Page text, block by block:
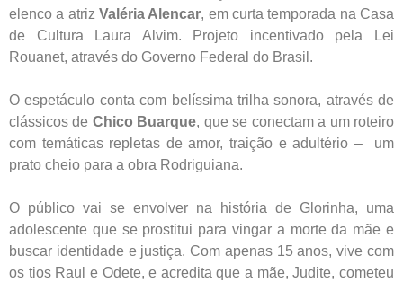
elenco a atriz Valéria Alencar, em curta temporada na Casa
de Cultura Laura Alvim. Projeto incentivado pela Lei
Rouanet, através do Governo Federal do Brasil.
O espetáculo conta com belíssima trilha sonora, através de
clássicos de Chico Buarque, que se conectam a um roteiro
com temáticas repletas de amor, traição e adultério – um
prato cheio para a obra Rodriguiana.
O público vai se envolver na história de Glorinha, uma
adolescente que se prostitui para vingar a morte da mãe e
buscar identidade e justiça. Com apenas 15 anos, vive com
os tios Raul e Odete, e acredita que a mãe, Judite, cometeu